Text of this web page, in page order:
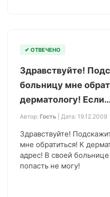
✔ ОТВЕЧЕНО
Здравствуйте!
больницу мне
дерматологу!
Автор: Гость | Дата: 19.12.2009
Здравствуйте!
мне обратиться! К
адрес! В своей
попасть не могу!